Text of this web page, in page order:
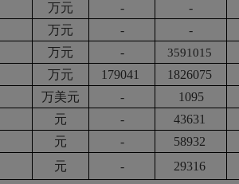
万元 - -
万元 - -
万元 - 3591015
万元 179041 1826075
万美元 - 1095
元 - 43631
元 - 58932
元 - 29316